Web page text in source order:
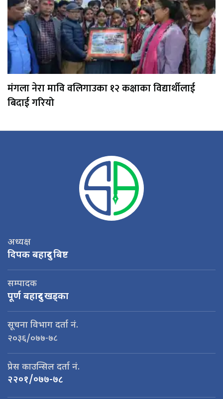
मंगला नेरा मावि वलिगाउका १२ कक्षाका विद्यार्थीलाई
बिदाई गरियो
अध्यक्ष
दिपक बहादुर बिष्ट
सम्पादक
पूर्ण बहादुर खड्का
सूचना विभाग दर्ता नं.
२०३६/०७७-७८
प्रेस काउन्सिल दर्ता नं.
२२०१/०७७-७८